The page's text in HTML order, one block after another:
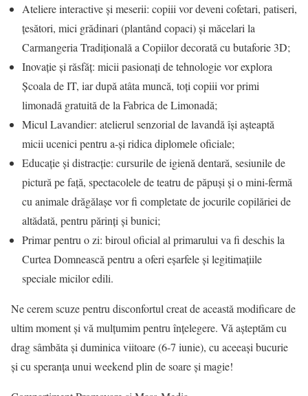
Ateliere interactive și meserii: copiii vor deveni cofetari, patiseri,
țesători, mici grădinari (plantând copaci) și măcelari la
Carmangeria Tradițională a Copiilor decorată cu butaforie 3D;
Inovație și răsfăț: micii pasionați de tehnologie vor explora
Școala de IT, iar după atâta muncă, toți copiii vor primi
limonadă gratuită de la Fabrica de Limonadă;
Micul Lavandier: atelierul senzorial de lavandă își așteaptă
micii ucenici pentru a-și ridica diplomele oficiale;
Educație și distracție: cursurile de igienă dentară, sesiunile de
pictură pe față, spectacolele de teatru de păpuși și o mini-fermă
cu animale drăgălașe vor fi completate de jocurile copilăriei de
altădată, pentru părinți și bunici;
Primar pentru o zi: biroul oficial al primarului va fi deschis la
Curtea Domnească pentru a oferi eșarfele și legitimațiile
speciale micilor edili.
Ne cerem scuze pentru disconfortul creat de această modificare de
ultim moment și vă mulțumim pentru înțelegere. Vă așteptăm cu
drag sâmbăta și duminica viitoare (6-7 iunie), cu aceeași bucurie
și cu speranța unui weekend plin de soare și magie!